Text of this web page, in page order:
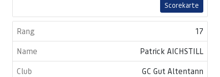
Scorekarte
17
Patrick AICHSTILL
GC Gut Altentann